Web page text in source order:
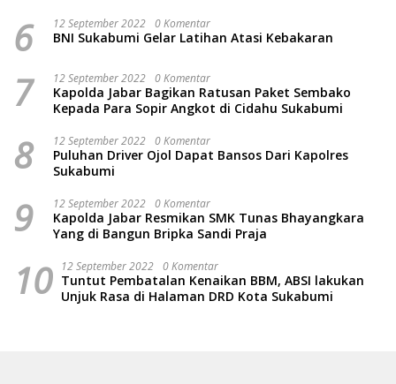
6 12 September 2022 0 Komentar
BNI Sukabumi Gelar Latihan Atasi Kebakaran
7 12 September 2022 0 Komentar
Kapolda Jabar Bagikan Ratusan Paket Sembako
Kepada Para Sopir Angkot di Cidahu Sukabumi
8 12 September 2022 0 Komentar
Puluhan Driver Ojol Dapat Bansos Dari Kapolres
Sukabumi
9 12 September 2022 0 Komentar
Kapolda Jabar Resmikan SMK Tunas Bhayangkara
Yang di Bangun Bripka Sandi Praja
10 12 September 2022 0 Komentar
Tuntut Pembatalan Kenaikan BBM, ABSI lakukan
Unjuk Rasa di Halaman DRD Kota Sukabumi